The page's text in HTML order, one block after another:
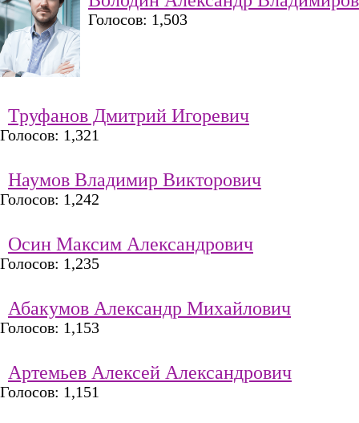
Голосов: 1,503
Труфанов Дмитрий Игоревич
Голосов: 1,321
Наумов Владимир Викторович
Голосов: 1,242
Осин Максим Александрович
Голосов: 1,235
Абакумов Александр Михайлович
Голосов: 1,153
Артемьев Алексей Александрович
Голосов: 1,151